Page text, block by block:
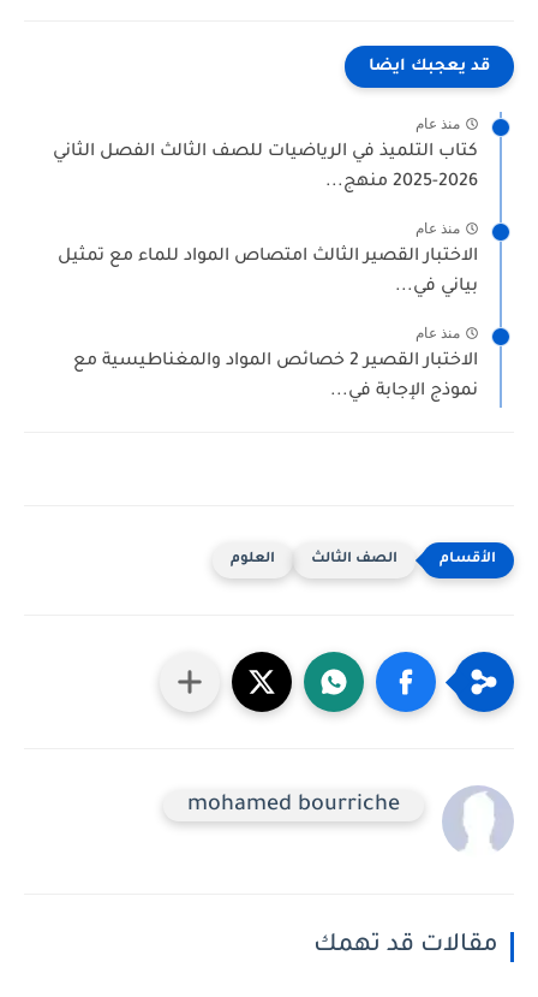
قد يعجبك ايضا
منذ عام
كتاب التلميذ في الرياضيات للصف الثالث الفصل الثاني
2026-2025 منهج...
منذ عام
الاختبار القصير الثالث امتصاص المواد للماء مع تمثيل
بياني في...
منذ عام
الاختبار القصير 2 خصائص المواد والمغناطيسية مع
نموذج الإجابة في...
الصف الثالث العلوم
mohamed bourriche
مقالات قد تهمك